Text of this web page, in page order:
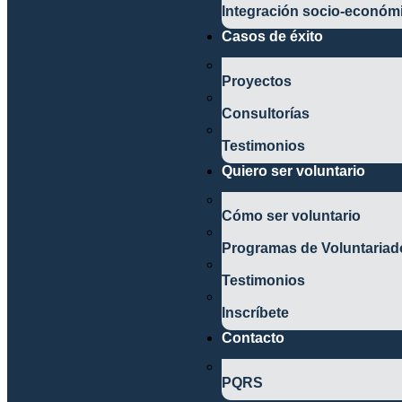
Integración socio-
Casos de éxito
Proyectos
Consultorías
Testimonios
Quiero ser voluntario
Cómo ser voluntario
Programas de
Testimonios
Inscríbete
Contacto
PQRS